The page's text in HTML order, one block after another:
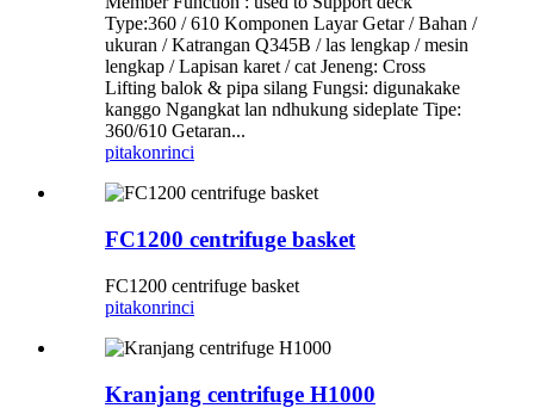
Type:360 / 610 Komponen Layar Getar / Bahan /
ukuran / Katrangan Q345B / las lengkap / mesin
lengkap / Lapisan karet / cat Jeneng: Cross
Lifting balok & pipa silang Fungsi: digunakake
kanggo Ngangkat lan ndhukung sideplate Tipe:
360/610 Getaran...
pitakonrinci
FC1200 centrifuge basket
FC1200 centrifuge basket
pitakonrinci
Kranjang centrifuge H1000